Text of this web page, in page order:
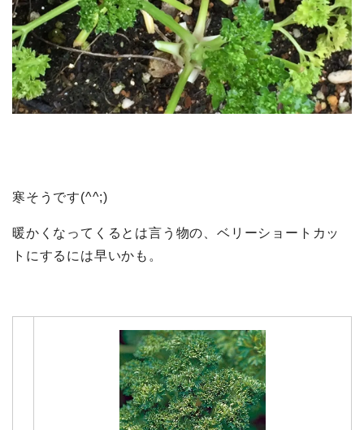
寒そうです(^^;)
暖かくなってくるとは言う物の、ベリーショートカッ
トにするには早いかも。